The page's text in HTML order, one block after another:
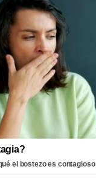
el bostezo es contagioso